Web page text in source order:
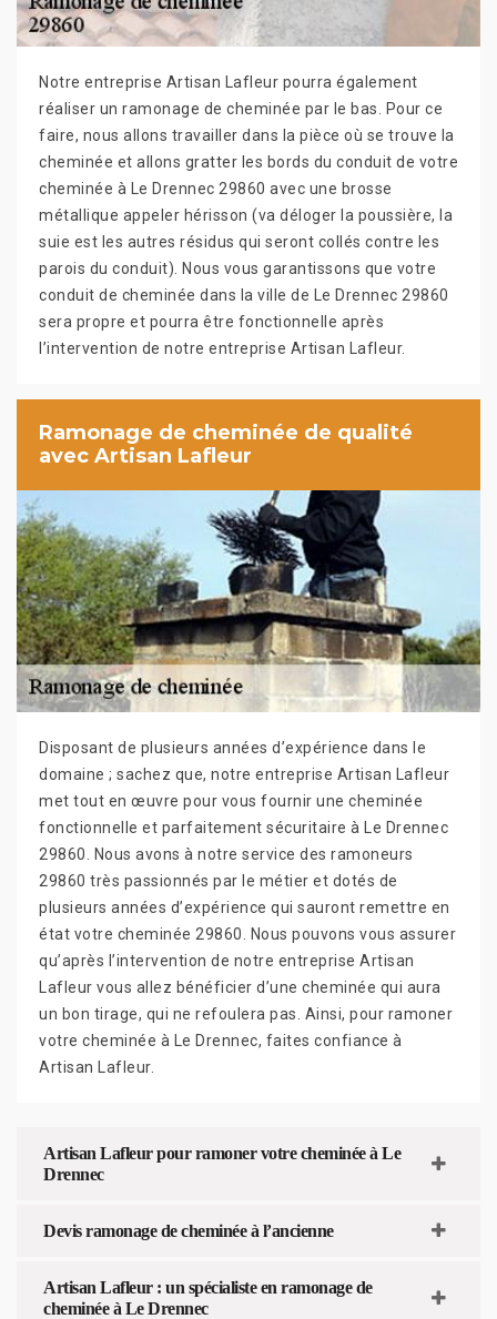
Notre entreprise Artisan Lafleur pourra également
réaliser un ramonage de cheminée par le bas. Pour ce
faire, nous allons travailler dans la pièce où se trouve la
cheminée et allons gratter les bords du conduit de votre
cheminée à Le Drennec 29860 avec une brosse
métallique appeler hérisson (va déloger la poussière, la
suie est les autres résidus qui seront collés contre les
parois du conduit). Nous vous garantissons que votre
conduit de cheminée dans la ville de Le Drennec 29860
sera propre et pourra être fonctionnelle après
l’intervention de notre entreprise Artisan Lafleur.
Ramonage de cheminée de qualité
avec Artisan Lafleur
Disposant de plusieurs années d’expérience dans le
domaine ; sachez que, notre entreprise Artisan Lafleur
met tout en œuvre pour vous fournir une cheminée
fonctionnelle et parfaitement sécuritaire à Le Drennec
29860. Nous avons à notre service des ramoneurs
29860 très passionnés par le métier et dotés de
plusieurs années d’expérience qui sauront remettre en
état votre cheminée 29860. Nous pouvons vous assurer
qu’après l’intervention de notre entreprise Artisan
Lafleur vous allez bénéficier d’une cheminée qui aura
un bon tirage, qui ne refoulera pas. Ainsi, pour ramoner
votre cheminée à Le Drennec, faites confiance à
Artisan Lafleur.
Artisan Lafleur pour ramoner votre cheminée à Le
Drennec
Devis ramonage de cheminée à l’ancienne
Artisan Lafleur : un spécialiste en ramonage de
cheminée à Le Drennec